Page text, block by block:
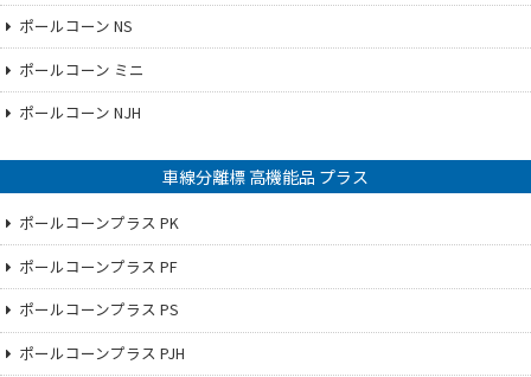
ポールコーン NS
ポールコーン ミニ
ポールコーン NJH
車線分離標 高機能品 プラス
ポールコーンプラス PK
ポールコーンプラス PF
ポールコーンプラス PS
ポールコーンプラス PJH